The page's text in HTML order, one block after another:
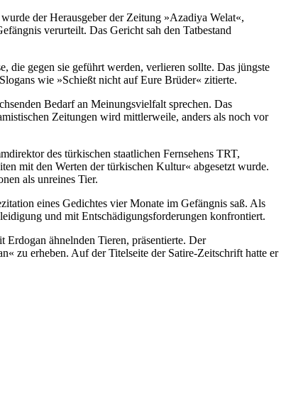
der Herausgeber der Zeitung »Azadiya Welat«,
verurteilt. Das Gericht sah den Tatbestand
die gegen sie geführt werden, verlieren sollte. Das jüngste
wie »Schießt nicht auf Eure Brüder« zitierte.
Bedarf an Meinungsvielfalt sprechen. Das
Zeitungen wird mittlerweile, anders als noch vor
des türkischen staatlichen Fernsehens TRT,
mit den Werten der türkischen Kultur« abgesetzt wurde.
als unreines Tier.
eines Gedichtes vier Monate im Gefängnis saß. Als
und mit Entschädigungsforderungen konfrontiert.
ähnelnden Tieren, präsentierte. Der
zu erheben. Auf der Titelseite der Satire-Zeitschrift hatte er